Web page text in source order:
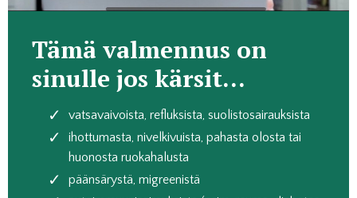
Tämä valmennus on
sinulle jos kärsit...
vatsavaivoista, refluksista, suolistosairauksista
ihottumasta, nivelkivuista, pahasta olosta tai
huonosta ruokahalusta
päänsärystä, migreenistä